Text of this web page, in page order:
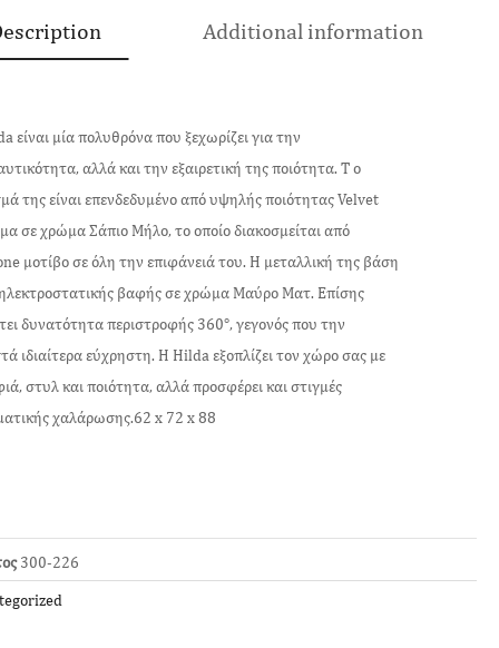
Additional information
είναι μία πολυθρόνα που ξεχωρίζει για την
αλλά και την εξαιρετική της ποιότητα. Τ ο
της είναι επενδεδυμένο από υψηλής ποιότητας Velvet
σε χρώμα Σάπιο Μήλο, το οποίο διακοσμείται από
μοτίβο σε όλη την επιφάνειά του. Η μεταλλική της βάση
ηλεκτροστατικής βαφής σε χρώμα Μαύρο Ματ. Επίσης
δυνατότητα περιστροφής 360°, γεγονός που την
ιδιαίτερα εύχρηστη. Η Hilda εξοπλίζει τον χώρο σας με
στυλ και ποιότητα, αλλά προσφέρει και στιγμές
χαλάρωσης.62 x 72 x 88
300-226